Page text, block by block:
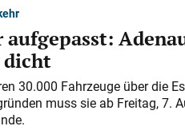
aufgepasst:
dicht
30.000 Fahrzeuge über die
muss sie ab Freitag, 7.